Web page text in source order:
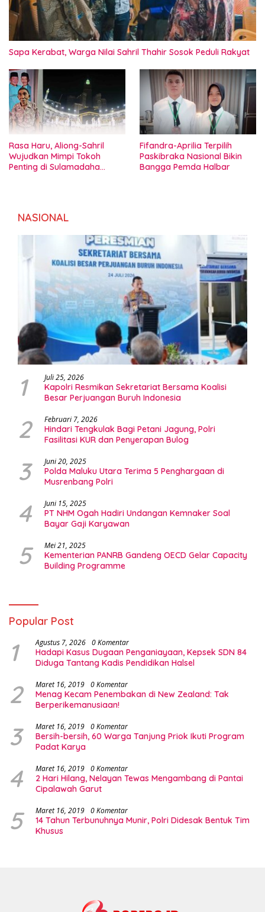
Sapa Kerabat, Warga Nilai Sahril Thahir Sosok Peduli Rakyat
Rasa Haru, Aliong-Sahril
Wujudkan Mimpi Tokoh
Penting di Sulamadaha
Fifandra-Aprilia Terpilih
Paskibraka Nasional Bikin
Bangga Pemda Halbar
NASIONAL
1 Juli 25, 2026
Kapolri Resmikan Sekretariat Bersama Koalisi
Besar Perjuangan Buruh Indonesia
2 Februari 7, 2026
Hindari Tengkulak Bagi Petani Jagung, Polri
Fasilitasi KUR dan Penyerapan Bulog
3 Juni 20, 2025
Polda Maluku Utara Terima 5 Penghargaan di
Musrenbang Polri
4 Juni 15, 2025
PT NHM Ogah Hadiri Undangan Kemnaker Soal
Bayar Gaji Karyawan
5 Mei 21, 2025
Kementerian PANRB Gandeng OECD Gelar Capacity
Building Programme
Popular Post
1 Agustus 7, 2026 0 Komentar
Hadapi Kasus Dugaan Penganiayaan, Kepsek SDN 84
Diduga Tantang Kadis Pendidikan Halsel
2 Maret 16, 2019 0 Komentar
Menag Kecam Penembakan di New Zealand: Tak
Berperikemanusiaan!
3 Maret 16, 2019 0 Komentar
Bersih-bersih, 60 Warga Tanjung Priok Ikuti Program
Padat Karya
4 Maret 16, 2019 0 Komentar
2 Hari Hilang, Nelayan Tewas Mengambang di Pantai
Cipalawah Garut
5 Maret 16, 2019 0 Komentar
14 Tahun Terbunuhnya Munir, Polri Didesak Bentuk Tim
Khusus